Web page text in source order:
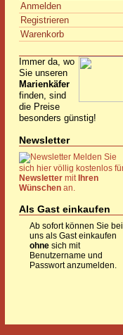
Anmelden
Registrieren
Warenkorb
Immer da, wo
Sie unseren
Marienkäfer
finden, sind
die Preise
besonders günstig!
Newsletter
Melden Sie
sich hier völlig kostenlos
Newsletter mit Ihren
Wünschen an.
Als Gast einkaufen
Ab sofort können Sie bei
uns als Gast einkaufen
ohne sich mit
Benutzername und
Passwort anzumelden.